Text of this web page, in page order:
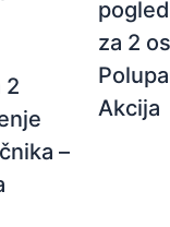
2
–
za 2
Akcija